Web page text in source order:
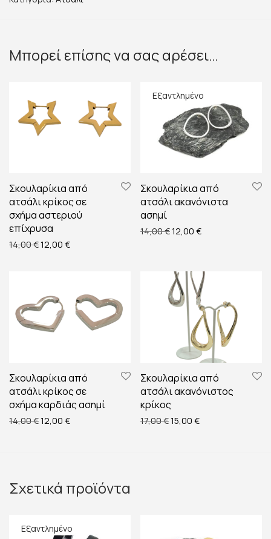
Μπορεί επίσης να σας αρέσει…
Σκουλαρίκια από
ατσάλι κρίκος σε
σχήμα αστεριού
επίχρυσα
14,00€Original price was: 14,00 €.
12,00 €Η τρέχουσα τιμή είναι: 12,00 €.
Σκουλαρίκια από
ατσάλι ακανόνιστα
ασημί
14,00€Original price was: 14,00
12,00 €Η τρέχουσα τιμή
Σκουλαρίκια από
ατσάλι κρίκος σε
σχήμα καρδιάς ασημί
14,00€Original price was: 14,00 €.
12,00 €Η τρέχουσα τιμή είναι: 12,00 €.
Σκουλαρίκια από
ατσάλι ακανόνιστος
κρίκος
17,00€Original price was: 17,00
15,00 €Η τρέχουσα τιμή
Σχετικά προϊόντα